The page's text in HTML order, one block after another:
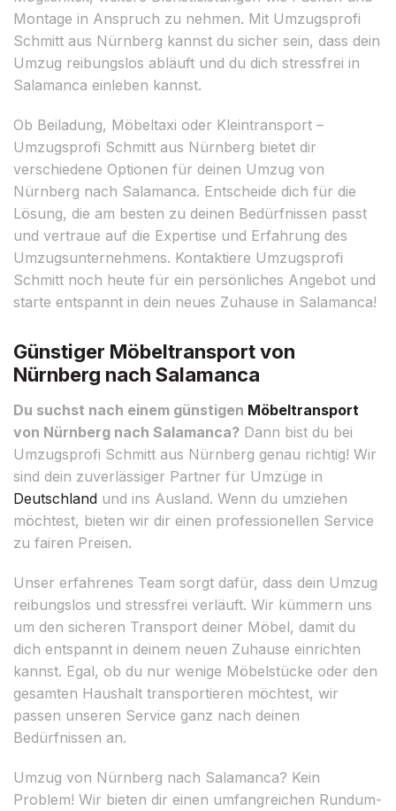
Montage in Anspruch zu nehmen. Mit Umzugsprofi
Schmitt aus Nürnberg kannst du sicher sein, dass dein
Umzug reibungslos abläuft und du dich stressfrei in
Salamanca einleben kannst.
Ob Beiladung, Möbeltaxi oder Kleintransport –
Umzugsprofi Schmitt aus Nürnberg bietet dir
verschiedene Optionen für deinen Umzug von
Nürnberg nach Salamanca. Entscheide dich für die
Lösung, die am besten zu deinen Bedürfnissen passt
und vertraue auf die Expertise und Erfahrung des
Umzugsunternehmens. Kontaktiere Umzugsprofi
Schmitt noch heute für ein persönliches Angebot und
starte entspannt in dein neues Zuhause in Salamanca!
Günstiger Möbeltransport von
Nürnberg nach Salamanca
Du suchst nach einem günstigen Möbeltransport
von Nürnberg nach Salamanca? Dann bist du bei
Umzugsprofi Schmitt aus Nürnberg genau richtig! Wir
sind dein zuverlässiger Partner für Umzüge in
Deutschland und ins Ausland. Wenn du umziehen
möchtest, bieten wir dir einen professionellen Service
zu fairen Preisen.
Unser erfahrenes Team sorgt dafür, dass dein Umzug
reibungslos und stressfrei verläuft. Wir kümmern uns
um den sicheren Transport deiner Möbel, damit du
dich entspannt in deinem neuen Zuhause einrichten
kannst. Egal, ob du nur wenige Möbelstücke oder den
gesamten Haushalt transportieren möchtest, wir
passen unseren Service ganz nach deinen
Bedürfnissen an.
Umzug von Nürnberg nach Salamanca? Kein
Problem! Wir bieten dir einen umfangreichen Rundum-